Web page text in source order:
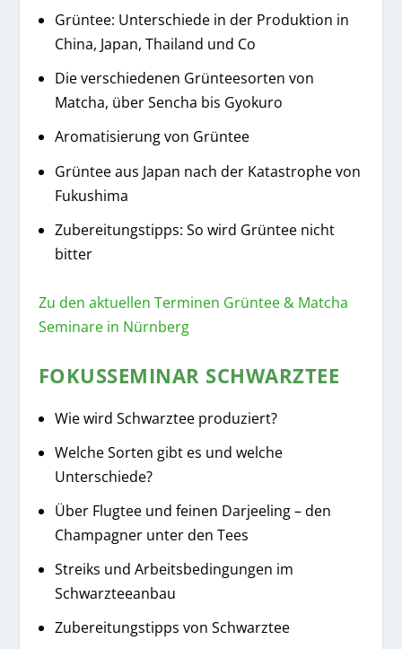
Grüntee: Unterschiede in der Produktion in
China, Japan, Thailand und Co
Die verschiedenen Grünteesorten von
Matcha, über Sencha bis Gyokuro
Aromatisierung von Grüntee
Grüntee aus Japan nach der Katastrophe von
Fukushima
Zubereitungstipps: So wird Grüntee nicht
bitter
Zu den aktuellen Terminen Grüntee & Matcha
Seminare in Nürnberg
FOKUSSEMINAR SCHWARZTEE
Wie wird Schwarztee produziert?
Welche Sorten gibt es und welche
Unterschiede?
Über Flugtee und feinen Darjeeling – den
Champagner unter den Tees
Streiks und Arbeitsbedingungen im
Schwarzteeanbau
Zubereitungstipps von Schwarztee